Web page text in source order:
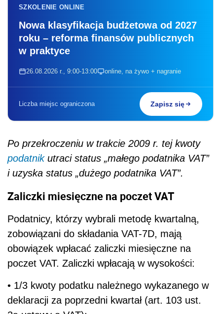
SZKOLENIE ONLINE
Nowa klasyfikacja budżetowa od 2027
roku – reforma finansów publicznych
w praktyce
26.08.2026 r., 9:00-13:00 online, na żywo + nagranie
Liczba miejsc ograniczona Zapisz się
Po przekroczeniu w trakcie 2009 r. tej kwoty
podatnikutraci status „małego podatnika VAT”
i uzyska status „dużego podatnika VAT”.
Zaliczki miesięczne na poczet VAT
Podatnicy, którzy wybrali metodę kwartalną,
zobowiązani do składania VAT-7D, mają
obowiązek wpłacać zaliczki miesięczne na
poczet VAT. Zaliczki wpłacają w wysokości:
• 1/3 kwoty podatku należnego wykazanego w
deklaracji za poprzedni kwartał (art. 103 ust.